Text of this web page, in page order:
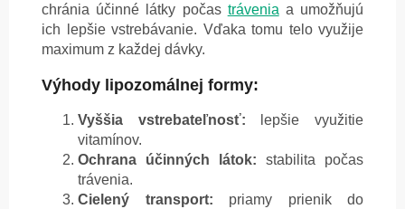
chránia účinné látky počas trávenia a umožňujú
ich lepšie vstrebávanie. Vďaka tomu telo využije
maximum z každej dávky.
Výhody lipozomálnej formy:
Vyššia vstrebateľnosť: lepšie využitie
vitamínov.
Ochrana účinných látok: stabilita počas
trávenia.
Cielený transport: priamy prienik do